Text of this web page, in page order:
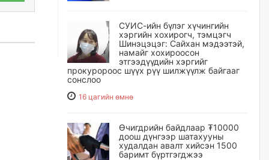
СУИС-ийн бүлэг хүчингийн
хэргийн хохирогч, тэмцэгч
Шинэцэцэг: Сайхан мэдээтэй,
намайг хохироосон
этгээдүүдийн хэргийг
прокуророос шүүх рүү шилжүүлж байгааг
сонслоо
16 цагийн өмнө
Өчигдрийн байдлаар ₮10000
доош дүнгээр шатахууны
худалдан авалт хийсэн 1500
баримт бүртгэгджээ